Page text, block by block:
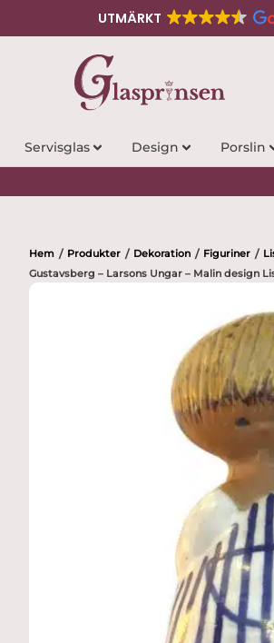
UTMÄRKT
Servisglas Design Porslin
Hem / Produkter / Dekoration / Figuriner /
Gustavsberg – Larsons Ungar – Malin design